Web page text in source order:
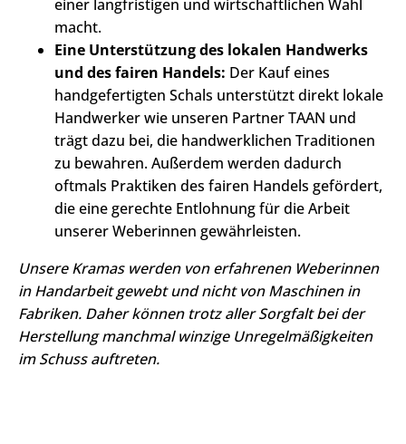
einer langfristigen und wirtschaftlichen Wahl
macht.
Eine Unterstützung des lokalen Handwerks
und des fairen Handels: Der Kauf eines
handgefertigten Schals unterstützt direkt lokale
Handwerker wie unseren Partner TAAN und
trägt dazu bei, die handwerklichen Traditionen
zu bewahren. Außerdem werden dadurch
oftmals Praktiken des fairen Handels gefördert,
die eine gerechte Entlohnung für die Arbeit
unserer Weberinnen gewährleisten.
Unsere Kramas werden von erfahrenen Weberinnen
in Handarbeit gewebt und nicht von Maschinen in
Fabriken. Daher können trotz aller Sorgfalt bei der
Herstellung manchmal winzige Unregelmäßigkeiten
im Schuss auftreten.